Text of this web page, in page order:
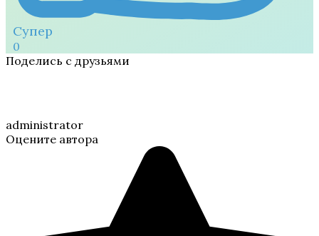
Супер
0
Поделись с друзьями
administrator
Оцените автора